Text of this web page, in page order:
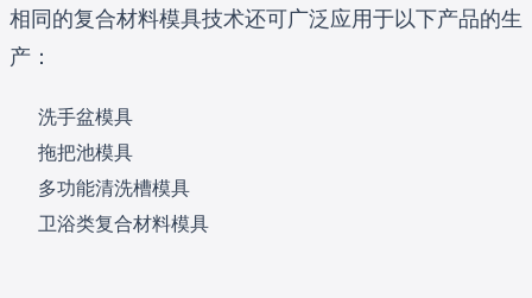
相同的复合材料模具技术还可广泛应用于以下产品的生
产：
洗手盆模具
拖把池模具
多功能清洗槽模具
卫浴类复合材料模具